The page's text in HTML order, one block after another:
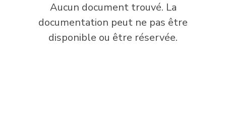
Aucun document trouvé. La
documentation peut ne pas être
disponible ou être réservée.